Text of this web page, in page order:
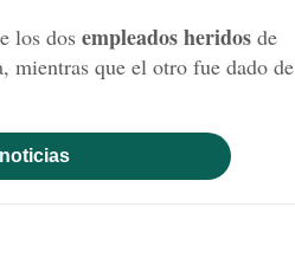
los dos empleados heridos de
mientras que el otro fue dado de